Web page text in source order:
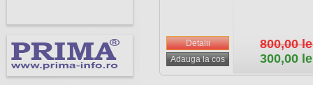
800,00
300,00